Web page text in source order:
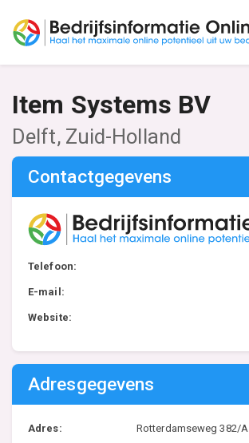
Item Systems BV
Delft, Zuid-Holland
Contactgegevens
Telefoon:
E-mail:
Website:
Adresgegevens
Adres: Rotterdamseweg 382/A